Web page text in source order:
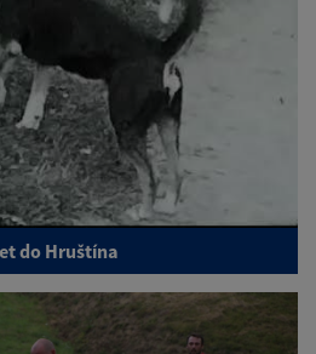
do Hruštína